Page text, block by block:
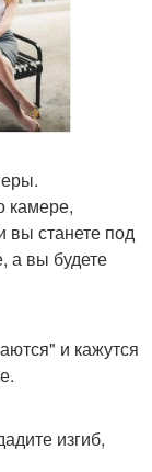
камере,
вы станете под
а вы будете
и кажутся
изгиб,